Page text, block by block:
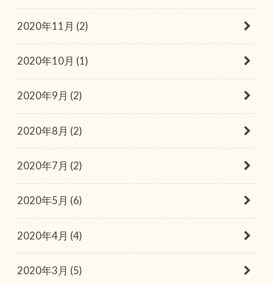
2020年11月 (2)
2020年10月 (1)
2020年9月 (2)
2020年8月 (2)
2020年7月 (2)
2020年5月 (6)
2020年4月 (4)
2020年3月 (5)